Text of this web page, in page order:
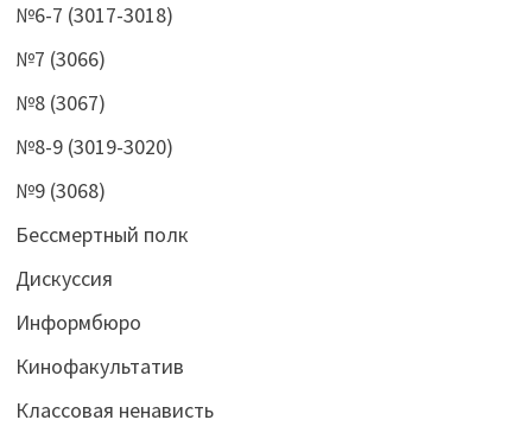
№6-7 (3017-3018)
№7 (3066)
№8 (3067)
№8-9 (3019-3020)
№9 (3068)
Бессмертный полк
Дискуссия
Информбюро
Кинофакультатив
Классовая ненависть